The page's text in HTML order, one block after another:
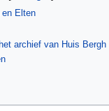
Elten
archief van Huis Bergh